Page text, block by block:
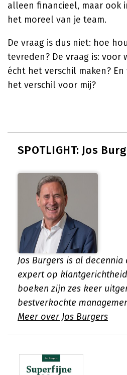
alleen financieel, maar ook
het moreel van je team.
De vraag is dus niet: hoe
tevreden? De vraag is: voor
écht het verschil maken?
het verschil voor mij?
SPOTLIGHT: Jos
Jos Burgers is al
expert op
boeken zijn zes keer
bestverkochte
Meer over Jos Burgers